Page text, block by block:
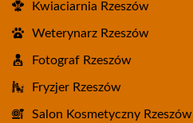
Kwiaciarnia Rzeszów
Weterynarz Rzeszów
Fotograf Rzeszów
Fryzjer Rzeszów
Salon Kosmetyczny Rzeszów